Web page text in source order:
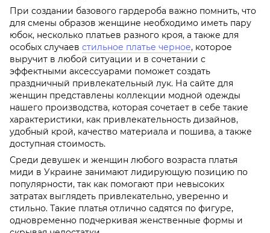
При создании базового гардероба важно помнить, что
для смены образов женщине необходимо иметь пару
юбок, несколько платьев разного кроя, а также для
особых случаев стильное платье черное, которое
выручит в любой ситуации и в сочетании с
эффектными аксессуарами поможет создать
праздничный привлекательный лук. На сайте для
женщин представлены коллекции модной одежды
нашего производства, которая сочетает в себе такие
характеристики, как привлекательность дизайнов,
удобный крой, качество материала и пошива, а также
доступная стоимость.
Среди девушек и женщин любого возраста платья
миди в Украине занимают лидирующую позицию по
популярности, так как помогают при невысоких
затратах выглядеть привлекательно, уверенно и
стильно. Такие платья отлично садятся по фигуре,
одновременно подчеркивая женственные формы и